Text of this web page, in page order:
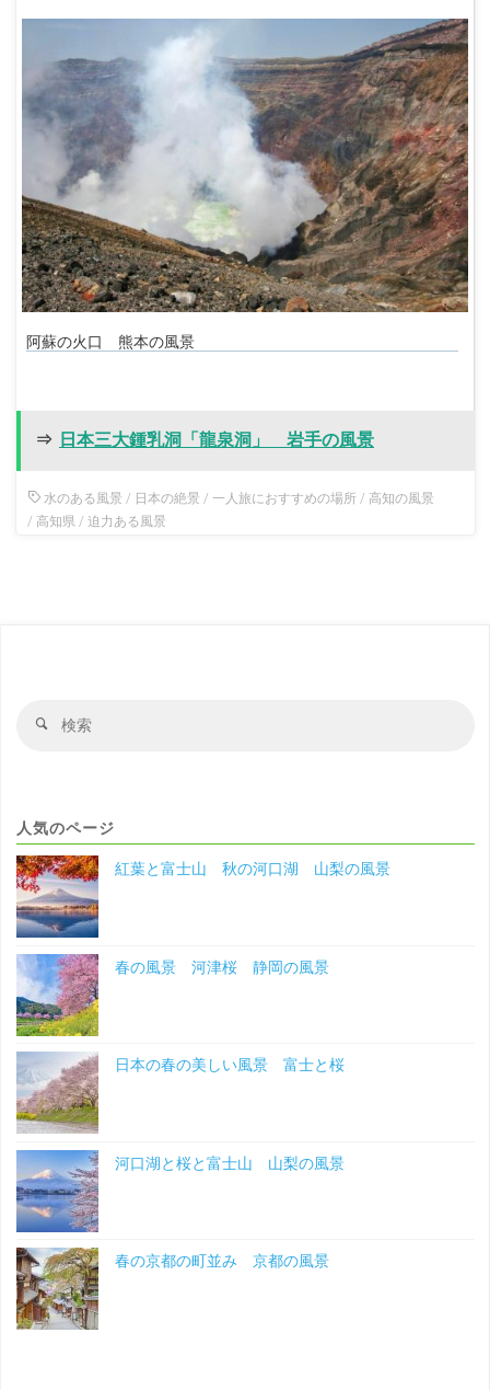
阿蘇の火口 熊本の風景
⇒ 日本三大鍾乳洞「龍泉洞」 岩手の風景
水のある風景 / 日本の絶景 / 一人旅におすすめの場所/ 高知の風景
/ 高知県/ 迫力ある風景
検
人気のページ
紅葉と富士山 秋の河口湖 山梨の風景
春の風景 河津桜 静岡の風景
日本の春の美しい風景 富士と桜
河口湖と桜と富士山 山梨の風景
春の京都の町並み 京都の風景